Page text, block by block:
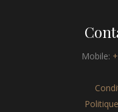
Mobile: